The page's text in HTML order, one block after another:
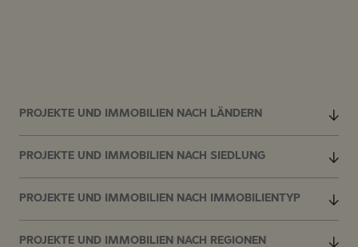
PROJEKTE UND IMMOBILIEN NACH LÄNDERN
PROJEKTE UND IMMOBILIEN NACH SIEDLUNG
PROJEKTE UND IMMOBILIEN NACH IMMOBILIENTYP
PROJEKTE UND IMMOBILIEN NACH REGIONEN